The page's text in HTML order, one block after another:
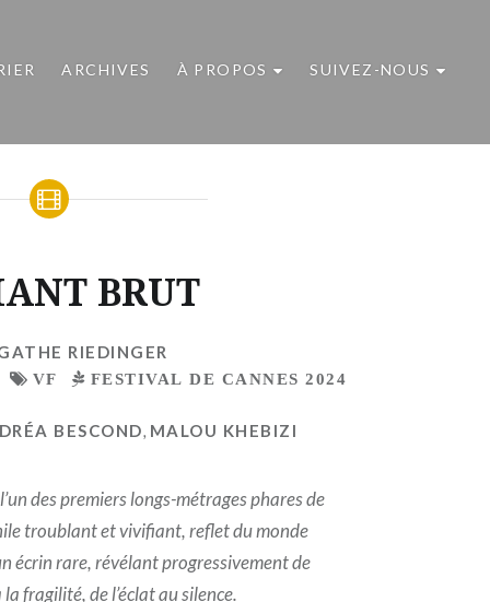
ARCHIVES À PROPOS SUIVEZ-NOUS
BRUT
RIEDINGER
VF FESTIVAL DE CANNES 2024
BESCOND MALOU KHEBIZI
des premiers longs-métrages phares de
troublant et vivifiant, reflet du monde
écrin rare, révélant progressivement de
fragilité, de l’éclat au silence.